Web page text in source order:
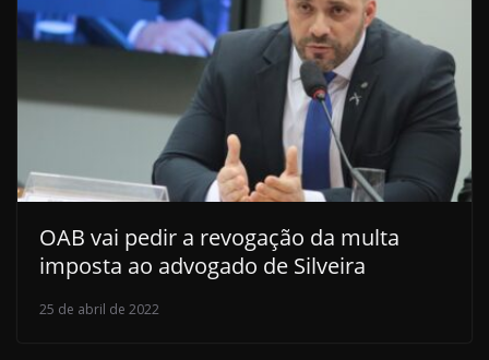
OAB vai pedir a revogação da multa
imposta ao advogado de Silveira
25 de abril de 2022